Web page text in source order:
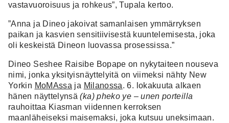
vastavuoroisuus ja rohkeus”, Tupala kertoo.
”Anna ja Dineo jakoivat samanlaisen ymmärryksen
paikan ja kasvien sensitiivisestä kuuntelemisesta, joka
oli keskeistä Dineon luovassa prosessissa.”
Dineo Seshee Raisibe Bopape on nykytaiteen nouseva
nimi, jonka yksityisnäyttelyitä on viimeksi nähty New
Yorkin MoMAssa ja Milanossa. 6. lokakuuta alkaen
hänen näyttelynsä(ka) pheko ye – unen porteilla
rauhoittaa Kiasman viidennen kerroksen
maanläheiseksi maisemaksi, joka kutsuu uneksimaan.